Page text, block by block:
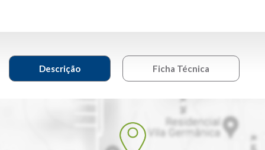
Descrição Ficha Técnica